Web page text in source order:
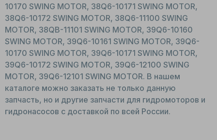
10170 SWING MOTOR, 38Q6-10171 SWING MOTOR,
38Q6-10172 SWING MOTOR, 38Q6-11100 SWING
MOTOR, 38QB-11101 SWING MOTOR, 39Q6-10160
SWING MOTOR, 39Q6-10161 SWING MOTOR, 39Q6-
10170 SWING MOTOR, 39Q6-10171 SWING MOTOR,
39Q6-10172 SWING MOTOR, 39Q6-12100 SWING
MOTOR, 39Q6-12101 SWING MOTOR. В нашем
каталоге можно заказать не только данную
запчасть, но и другие запчасти для гидромоторов и
гидронасосов с доставкой по всей России.